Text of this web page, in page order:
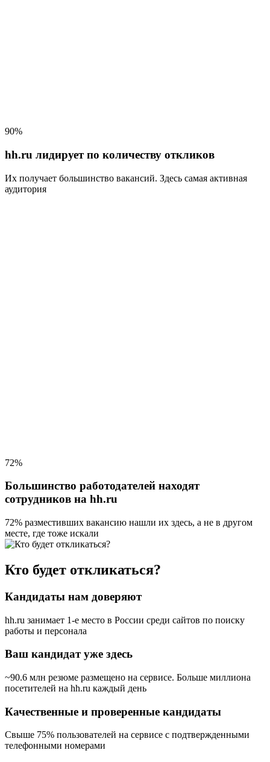
90%
hh.ru лидирует по количеству откликов
Их получает большинство вакансий. Здесь самая активная
аудитория
72%
Большинство работодателей находят
сотрудников на hh.ru
72% разместивших вакансию нашли их здесь, а не в другом
месте, где тоже искали
Кто будет откликаться?
Кандидаты нам доверяют
hh.ru занимает 1-е место в России среди сайтов по поиску
работы и персонала
Ваш кандидат уже здесь
~90.6 млн резюме размещено на сервисе. Больше миллиона
посетителей на hh.ru каждый день
Качественные и проверенные кандидаты
Свыше 75% пользователей на сервисе с подтвержденными
телефонными номерами